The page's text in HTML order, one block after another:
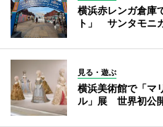
横浜赤レンガ倉庫
ト」 サンタモニ
見る・遊ぶ
横浜美術館で「マ
ル」展 世界初公